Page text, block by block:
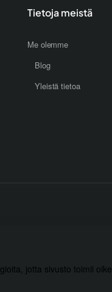
jotta sivusto toimii
Tietoja meistä
Me olemme
Blog
Yleistä tietoa